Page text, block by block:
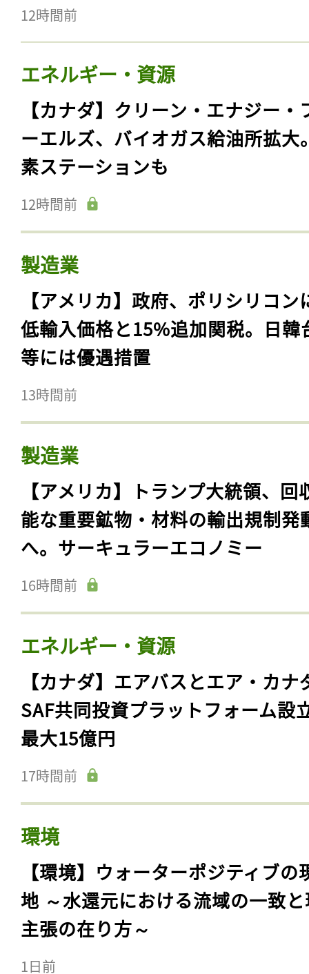
12時間前
エネルギー・資源
【カナダ】クリーン・エナジー・
ーエルズ、バイオガス給油所拡大
素ステーションも
12時間前
製造業
【アメリカ】政府、ポリシリコン
低輸入価格と15%追加関税。日韓
等には優遇措置
13時間前
製造業
【アメリカ】トランプ大統領、回
能な重要鉱物・材料の輸出規制発
へ。サーキュラーエコノミー
16時間前
エネルギー・資源
【カナダ】エアバスとエア・カナ
SAF共同投資プラットフォーム設
最大15億円
17時間前
環境
【環境】ウォーターポジティブの
地 ～水還元における流域の一致
主張の在り方～
1日前